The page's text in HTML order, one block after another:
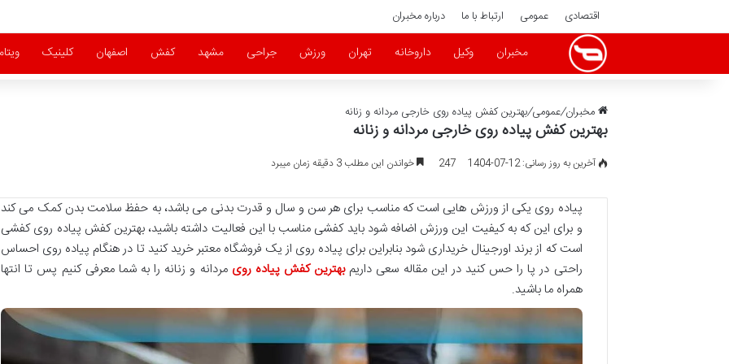
اقتصادی عمومی ارتباط با ما درباره مخبران
مخبران وکیل داروخانه تهران ورزش جراحی مشهد کفش اصفهان کلینیک
مخبران/عمومی/بهترین کفش پیاده روی خارجی مردانه و زنانه
بهترین کفش پیاده روی خارجی مردانه و زنانه
آخرین به روز رسانی: 12-07-1404 247 خواندن این مطلب 3 دقیقه زمان میبرد
پیاده روی یکی از ورزش هایی است که مناسب برای هر سن و سال و قدرت بدنی می باشد، به حفظ سلامت بدن کمک می کند
و برای این که به کیفیت این ورزش اضافه شود باید کفشی مناسب با این فعالیت داشته باشید، بهترین کفش پیاده روی کفشی
است که از برند اورجینال خریداری شود بنابراین برای پیاده روی از یک فروشگاه معتبر خرید کنید تا در هنگام پیاده روی احساس
راحتی در پا را حس کنید در این مقاله سعی داریمبهترین کفش پیاده روی مردانه و زنانه را به شما معرفی کنیم پس تا انتها
همراه ما باشید.